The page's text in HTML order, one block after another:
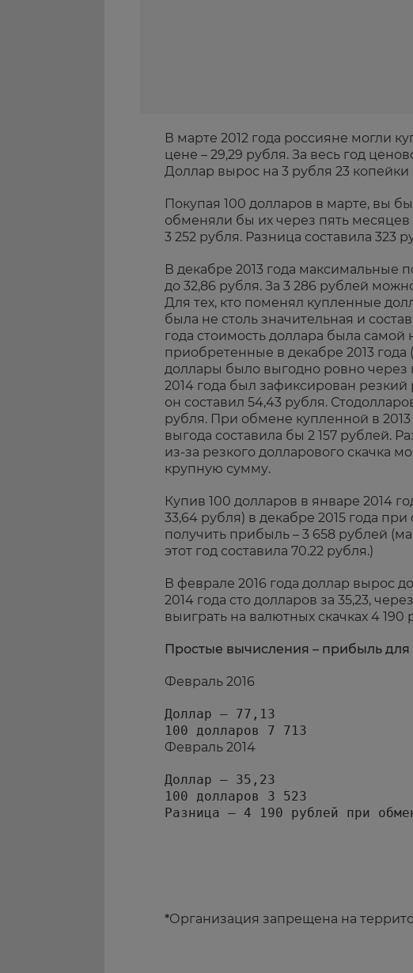
В марте 2012 года россияне могли
цене – 29,29 рубля. За весь год
Доллар вырос на 3 рубля 23 копейки
Покупая 100 долларов в марте, вы
обменяли бы их через пять
3 252 рубля. Разница составила 323
В декабре 2013 года максимальные
до 32,86 рубля. За 3 286 рублей
Для тех, кто поменял купленные
была не столь значительная и
года стоимость доллара была самой
приобретенные в декабре 2013
доллары было выгодно ровно через
2014 года был зафиксирован резкий
он составил 54,43 рубля.
рубля. При обмене купленной в
выгода составила бы 2 157 рублей.
из-за резкого долларового скачка
крупную сумму.
Купив 100 долларов в январе 2014
33,64 рубля) в декабре 2015 года
получить прибыль – 3 658 рублей
этот год составила 70.22 рубля.)
В феврале 2016 года доллар вырос
2014 года сто долларов за 35,23,
выиграть на валютных скачках 4 190
Простые вычисления – прибыль для
Февраль 2016
Доллар – 77,13
100 долларов 7 713
Февраль 2014
Доллар – 35,23
100 долларов 3 523
*Организация запрещена на